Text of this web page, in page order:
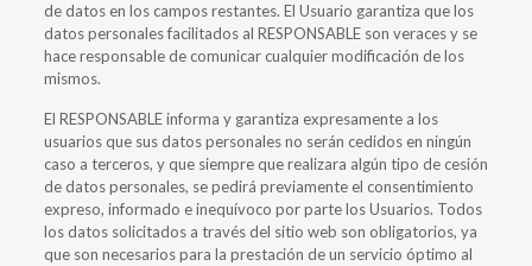
de datos en los campos restantes. El Usuario garantiza que los
datos personales facilitados al RESPONSABLE son veraces y se
hace responsable de comunicar cualquier modificación de los
mismos.
El RESPONSABLE informa y garantiza expresamente a los
usuarios que sus datos personales no serán cedidos en ningún
caso a terceros, y que siempre que realizara algún tipo de cesión
de datos personales, se pedirá previamente el consentimiento
expreso, informado e inequívoco por parte los Usuarios. Todos
los datos solicitados a través del sitio web son obligatorios, ya
que son necesarios para la prestación de un servicio óptimo al